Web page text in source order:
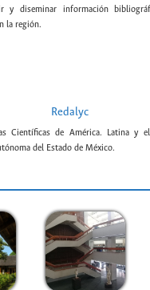
y diseminar información
la región.
Redalyc
Científicas de América. Latina y
del Estado de México.